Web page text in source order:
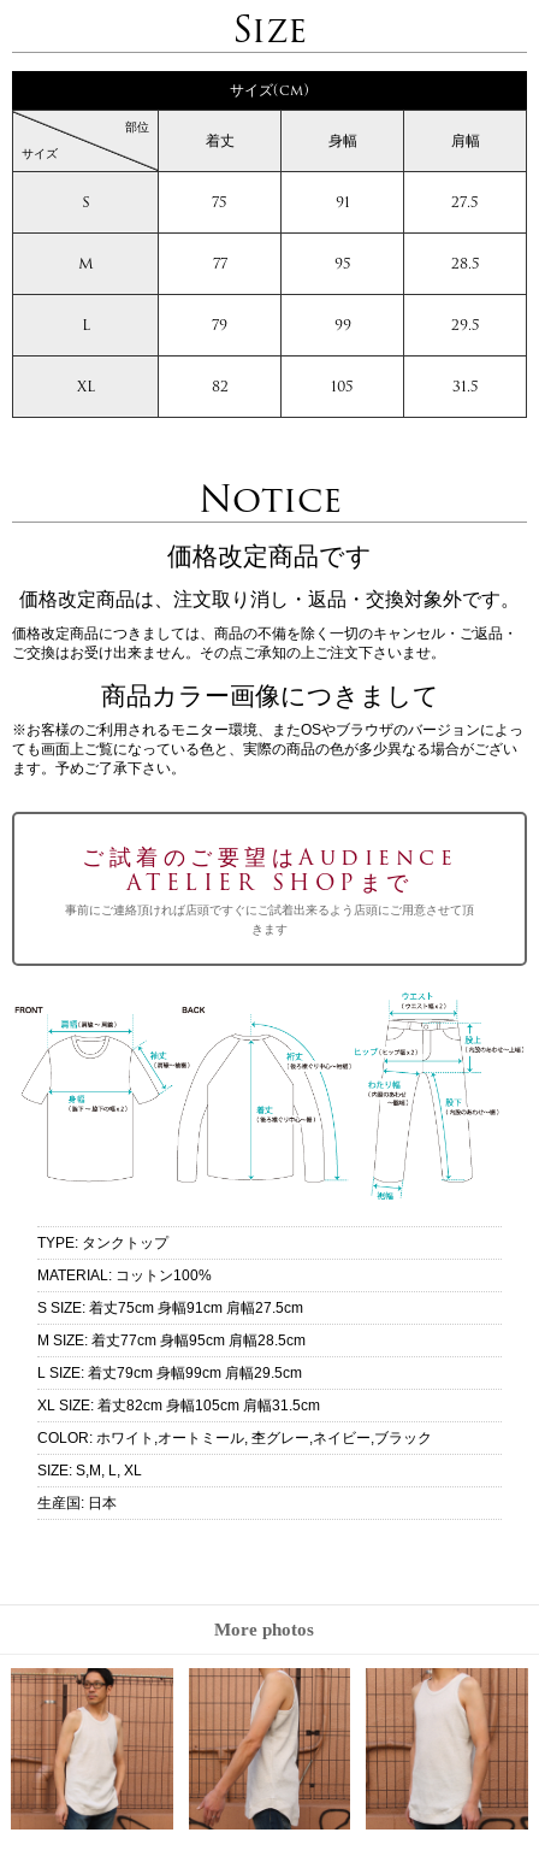
Size
サイズ(cm)
サイズ
部位
着丈 身幅 肩幅
S 75 91 27.5
M 77 95 28.5
L 79 99 29.5
XL 82 105 31.5
Notice
価格改定商品です
価格改定商品は、注文取り消し・返品・交換対象外です。
価格改定商品につきましては、商品の不備を除く一切のキャンセル・ご返品・
ご交換はお受け出来ません。その点ご承知の上ご注文下さいませ。
商品カラー画像につきまして
※お客様のご利用されるモニター環境、またOSやブラウザのバージョンによっ
ても画面上ご覧になっている色と、実際の商品の色が多少異なる場合がござい
ます。予めご了承下さい。
ご試着のご要望はAudience
ATELIER SHOPまで
事前にご連絡頂ければ店頭ですぐにご試着出来るよう店頭にご用意させて頂
きます
TYPE: タンクトップ
MATERIAL: コットン100%
S SIZE: 着丈75cm 身幅91cm 肩幅27.5cm
M SIZE: 着丈77cm 身幅95cm 肩幅28.5cm
L SIZE: 着丈79cm 身幅99cm 肩幅29.5cm
XL SIZE: 着丈82cm 身幅105cm 肩幅31.5cm
COLOR: ホワイト,オートミール, 杢グレー,ネイビー,ブラック
SIZE: S,M, L, XL
生産国 : 日本
More photos